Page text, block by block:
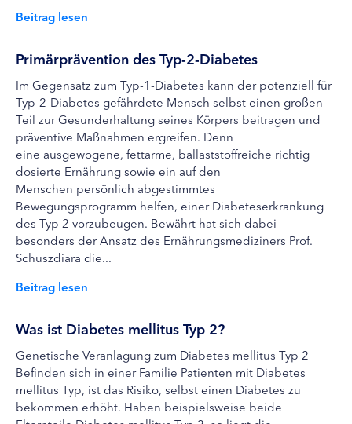
Beitrag lesen
Primärprävention des Typ-2-Diabetes
Im Gegensatz zum Typ-1-Diabetes kann der potenziell für
Typ-2-Diabetes gefährdete Mensch selbst einen großen
Teil zur Gesunderhaltung seines Körpers beitragen und
präventive Maßnahmen ergreifen. Denn
eine ausgewogene, fettarme, ballaststoffreiche richtig
dosierte Ernährung sowie ein auf den
Menschen persönlich abgestimmtes
Bewegungsprogramm helfen, einer Diabeteserkrankung
des Typ 2 vorzubeugen. Bewährt hat sich dabei
besonders der Ansatz des Ernährungsmediziners Prof.
Schuszdiara die...
Beitrag lesen
Was ist Diabetes mellitus Typ 2?
Genetische Veranlagung zum Diabetes mellitus Typ 2
Befinden sich in einer Familie Patienten mit Diabetes
mellitus Typ, ist das Risiko, selbst einen Diabetes zu
bekommen erhöht. Haben beispielsweise beide